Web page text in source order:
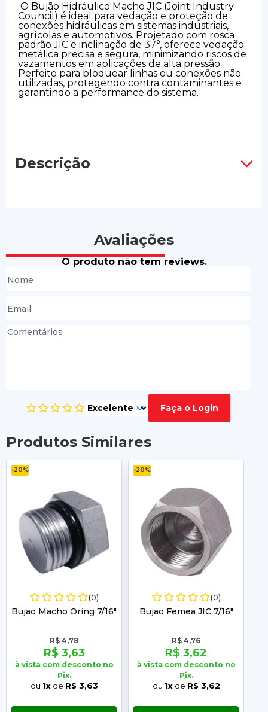
O Bujão Hidráulico Macho JIC (Joint Industry
Council) é ideal para vedação e proteção de
conexões hidráulicas em sistemas industriais,
agrícolas e automotivos. Projetado com rosca
padrão JIC e inclinação de 37°, oferece vedação
metálica precisa e segura, minimizando riscos de
vazamentos em aplicações de alta pressão.
Perfeito para bloquear linhas ou conexões não
utilizadas, protegendo contra contaminantes e
garantindo a performance do sistema.
Descrição
Avaliações
O produto não tem reviews.
Faça o Login
Produtos Similares
-20%
(0)
Bujao Macho Oring 7/16"
R$ 4,78
R$ 3,63
à vista com desconto no
Pix.
ou 1xde R$ 3,63
-20%
(0)
Bujao Femea JIC 7/16"
R$ 4,76
R$ 3,62
à vista com desconto no
Pix.
ou 1xde R$ 3,62